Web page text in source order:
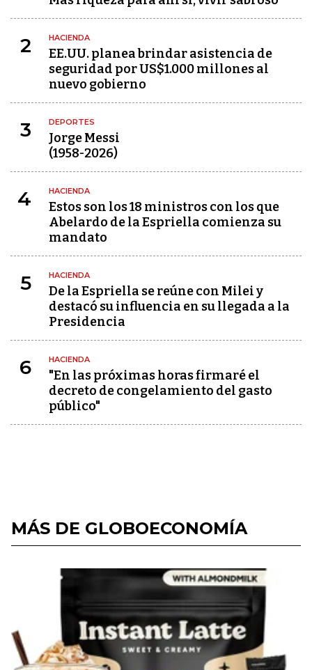
2 HACIENDA
EE.UU. planea brindar asistencia de
seguridad por US$1.000 millones al
nuevo gobierno
3 DEPORTES
Jorge Messi
(1958-2026)
4 HACIENDA
Estos son los 18 ministros con los que
Abelardo de la Espriella comienza su
mandato
5 HACIENDA
De la Espriella se reúne con Milei y
destacó su influencia en su llegada a la
Presidencia
6 HACIENDA
"En las próximas horas firmaré el
decreto de congelamiento del gasto
público"
MÁS DE GLOBOECONOMÍA